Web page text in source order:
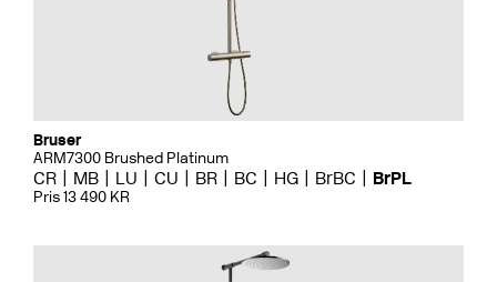
Bruser
ARM7300 Brushed Platinum
CR MB LU CU BR BC HG BrBC BrPL
Pris 13 490 KR